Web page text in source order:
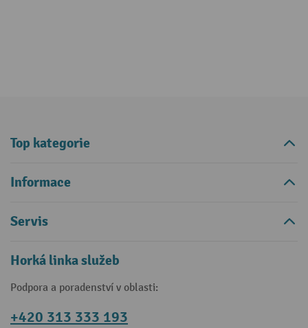
Top kategorie
Informace
Servis
Horká linka služeb
Podpora a poradenství v oblasti:
+420 313 333 193